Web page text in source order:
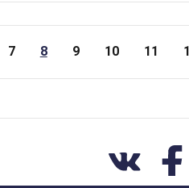
7 8 9 10 11